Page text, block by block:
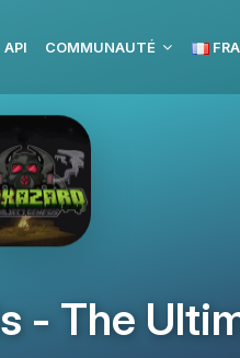
API COMMUNAUTÉ
- The